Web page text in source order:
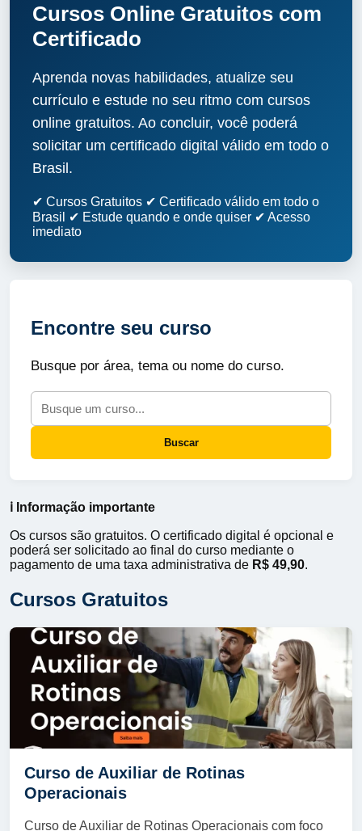
Cursos Online Gratuitos com
Certificado
Aprenda novas habilidades, atualize seu
currículo e estude no seu ritmo com cursos
online gratuitos. Ao concluir, você poderá
solicitar um certificado digital válido em todo o
Brasil.
✔ Cursos Gratuitos ✔ Certificado válido em todo o
Brasil
✔ Estude quando e onde quiser ✔ Acesso
imediato
Encontre seu curso
Busque por área, tema ou nome do curso.
Buscar
ℹ️ Informação importante
Os cursos são gratuitos. O certificado digital é opcional e
poderá ser solicitado ao final do curso mediante o
pagamento de uma taxa administrativa de R$ 49,90.
Cursos Gratuitos
Curso de Auxiliar de Rotinas
Operacionais
Curso de Auxiliar de Rotinas Operacionais com foco